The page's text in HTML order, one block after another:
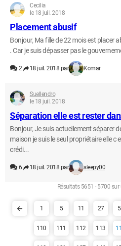
Cecilia
le 18 juil. 2018
Placement abusif
Bonjour, Ma fille de 22 mois est placer
. Car je suis dépasser pas le
2 18 juil. 2018 par Komar
Suellendro
le 18 juil. 2018
Séparation elle est rester
Bonjour, Je suis actuellement séparer
maison je suis le seul propriétaire elle
crédi...
6 18 juil. 2018 par sleepy00
Résultats 5651 - 5700
1 5 11 27
110 111 112 113